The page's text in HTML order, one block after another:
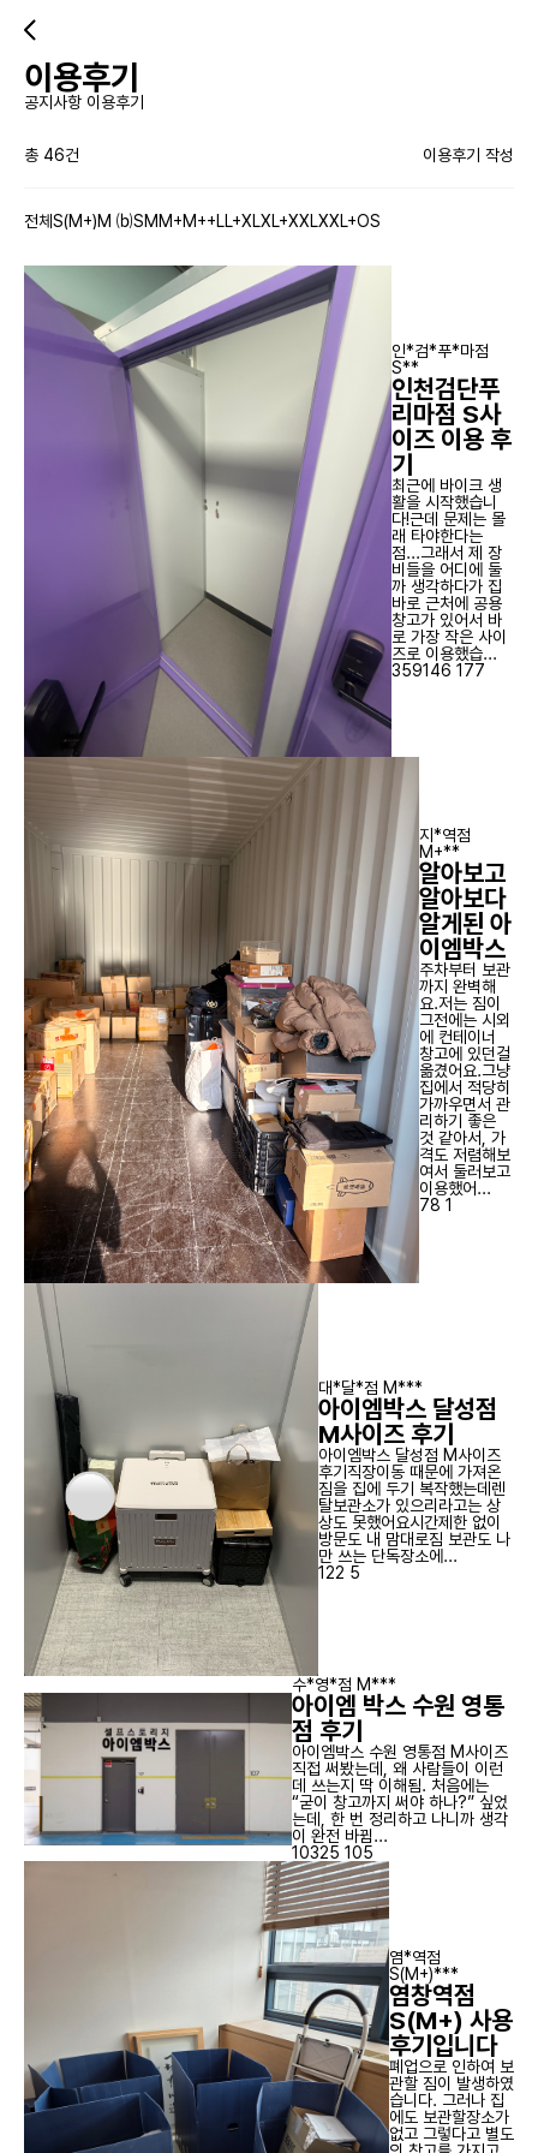
이용후기
공지사항 이용후기
총 46건 이용후기 작성
전체S(M+)M ⒝SM M+M++LL+XLXL+XXLXXL+OS
인*검*푸*마점
S**
인천검단푸
리마점 S사
이즈 이용 후
기
최근에 바이크 생
활을 시작했습니
다!근데 문제는 몰
래 타야한다는
점...그래서 제 장
비들을 어디에 둘
까 생각하다가 집
바로 근처에 공용
창고가 있어서 바
로 가장 작은 사이
즈로 이용했습...
359146 177
지*역점
M+**
알아보고
알아보다
알게된 아
이엠박스
주차부터 보관
까지 완벽해
요.저는 짐이
그전에는 시외
에 컨테이너
창고에 있던걸
옮겼어요.그냥
집에서 적당히
가까우면서 관
리하기 좋은
것 같아서, 가
격도 저렴해보
여서 둘러보고
이용했어...
78 1
대*달*점 M***
아이엠박스 달성점
M사이즈 후기
아이엠박스 달성점 M사이즈
후기직장이동 때문에 가져온
짐을 집에 두기 복작했는데렌
탈보관소가 있으리라고는 상
상도 못했어요시간제한 없이
방문도 내 맘대로짐 보관도 나
만 쓰는 단독장소에...
122 5
수*영*점 M***
아이엠 박스 수원 영통
점 후기
아이엠박스 수원 영통점 M사이즈
직접 써봤는데, 왜 사람들이 이런
데 쓰는지 딱 이해됨. 처음에는
“굳이 창고까지 써야 하나?” 싶었
는데, 한 번 정리하고 나니까 생각
이 완전 바뀜...
10325 105
염*역점
S(M+)***
염창역점
S(M+) 사용
후기입니다
폐업으로 인하여 보
관할 짐이 발생하였
습니다. 그러나 집
에도 보관할장소가
없고 그렇다고 별도